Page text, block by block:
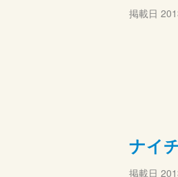
掲載日
ナイ
掲載日